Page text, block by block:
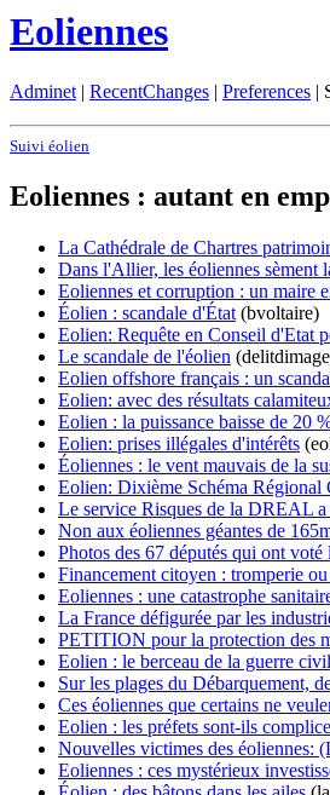
Eoliennes
Adminet| RecentChanges | Preferences |
Suivi éolien
Eoliennes : autant en
La Cathédrale de Chartres
Dans l'Allier, les éoliennes sèment
Eoliennes et corruption : un maire
Éolien : scandale d'État (bvoltaire)
Eolien: Requête en Conseil d'Etat
Le scandale de l'éolien
Eolien offshore français : un
Eolien: avec des résultats
Eolien : la puissance baisse de 20
Eolien: prises illégales d'intérêts
Éoliennes : le vent mauvais de la
Eolien: Dixième Schéma
Le service Risques de la DREAL
Non aux éoliennes géantes de
Photos des 67 députés qui ont
Financement citoyen : tromperie
Eoliennes : une catastrophe
La France défigurée par les
PETITION pour la protection des
Eolien : le berceau de la guerre
Sur les plages du Débarquement,
Ces éoliennes que certains ne
Eolien : les préfets sont-ils
Nouvelles victimes des éoliennes:
Eoliennes : ces mystérieux